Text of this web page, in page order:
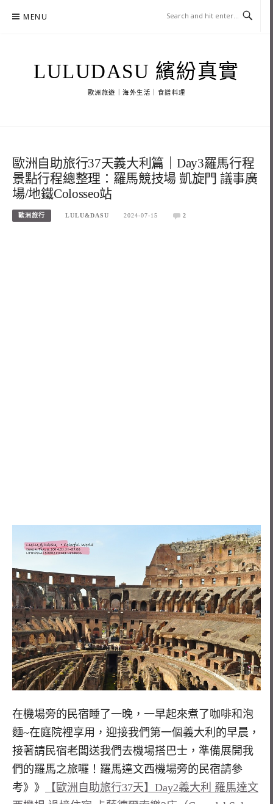
MENU
LULUDASU 繽紛真實
歐洲旅遊｜海外生活｜食譜料理
歐洲自助旅行37天義大利篇｜Day3羅馬行程
景點行程總整理：羅馬競技場 凱旋門 議事廣
場/地鐵Colosseo站
歐洲旅行 LULU&DASU 2024-07-15 2
在機場旁的民宿睡了一晚，一早起來煮了咖啡和泡
麵~在庭院裡享用，迎接我們第一個義大利的早晨，
接著請民宿老闆送我們去機場搭巴士，準備展開我
們的羅馬之旅囉！羅馬達文西機場旁的民宿請參
考》》
【歐洲自助旅行37天】Day2義大利 羅馬達文